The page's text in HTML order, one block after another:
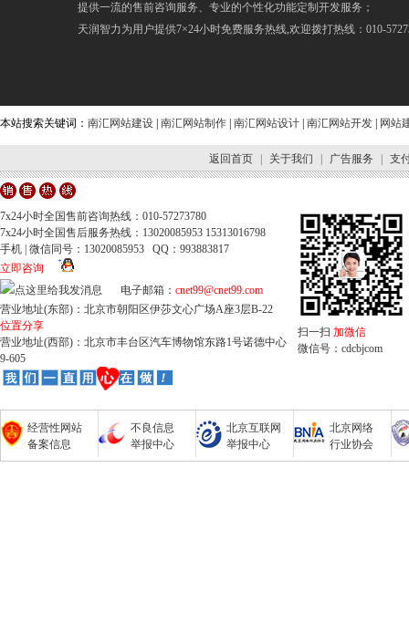
提供一流的售前咨询服务、专业的个性化功能定制开发服务；
天润智力为用户提供7×24小时免费服务热线,欢迎拨打热线：010-
本站搜索关键词： 南汇网站建设 南汇网站制作 南汇网站设计 南汇网站开发 网站
返回首页 关于我们 广告服务 支
7x24小时全国售前咨询热线：010-57273780
7x24小时全国售后服务热线：13020085953 15313016798
手机 | 微信同号：13020085953 QQ：993883817
立即咨询
电子邮箱： cnet99@cnet99.com
营业地址(东部)：北京市朝阳区伊莎文心广场A座3层B-22
位置分享
营业地址(西部)：北京市丰台区汽车博物馆东路1号诺德中心
9-605
扫一扫 加微信
微信号：cdcbjcom
经营性网站
备案信息
不良信息
举报中心
北京互联网
举报中心
北京网络
行业协会